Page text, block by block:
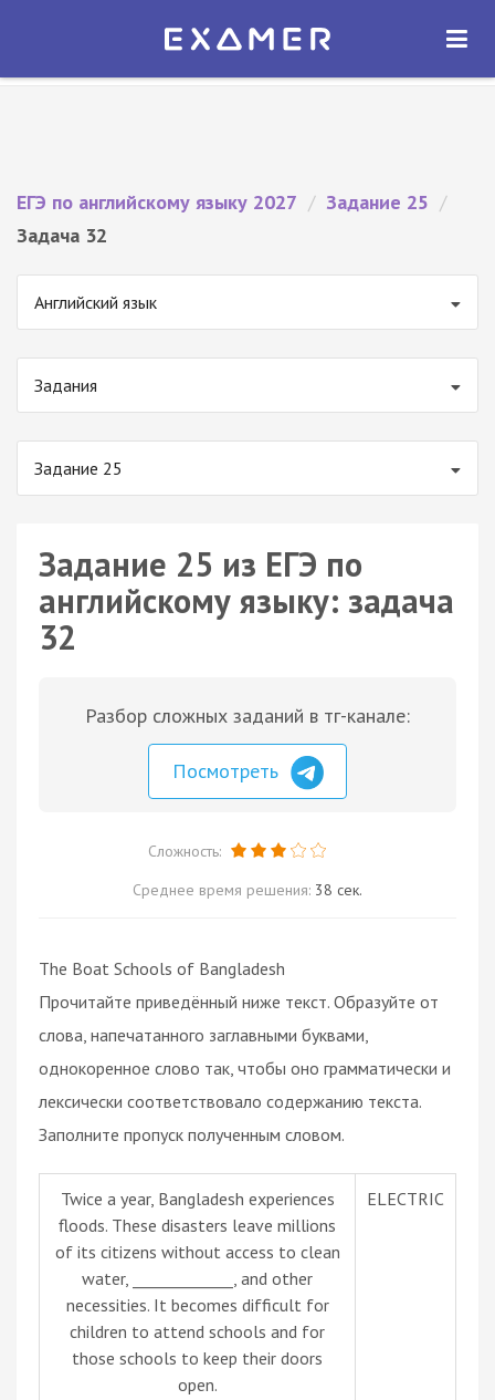
Экзамер — ЕГЭ 2027
ОТКРЫТЬ
ЕГЭ по английскому языку 2027 / Задание 25 /
Задача 32
Английский язык
Задания
Задание 25
Задание 25 из ЕГЭ по
английскому языку: задача
32
Разбор сложных заданий в тг-канале:
Посмотреть
Сложность:
Среднее время решения: 38 сек.
The Boat Schools of Bangladesh
Прочитайте приведённый ниже текст. Образуйте от
слова, напечатанного заглавными буквами,
однокоренное слово так, чтобы оно грамматически и
лексически соответствовало содержанию текста.
Заполните пропуск полученным словом.
Twice a year, Bangladesh experiences
floods. These disasters leave millions
of its citizens without access to clean
water, _____________, and other
necessities. It becomes difficult for
children to attend schools and for
those schools to keep their doors
open.
ELECTRIC